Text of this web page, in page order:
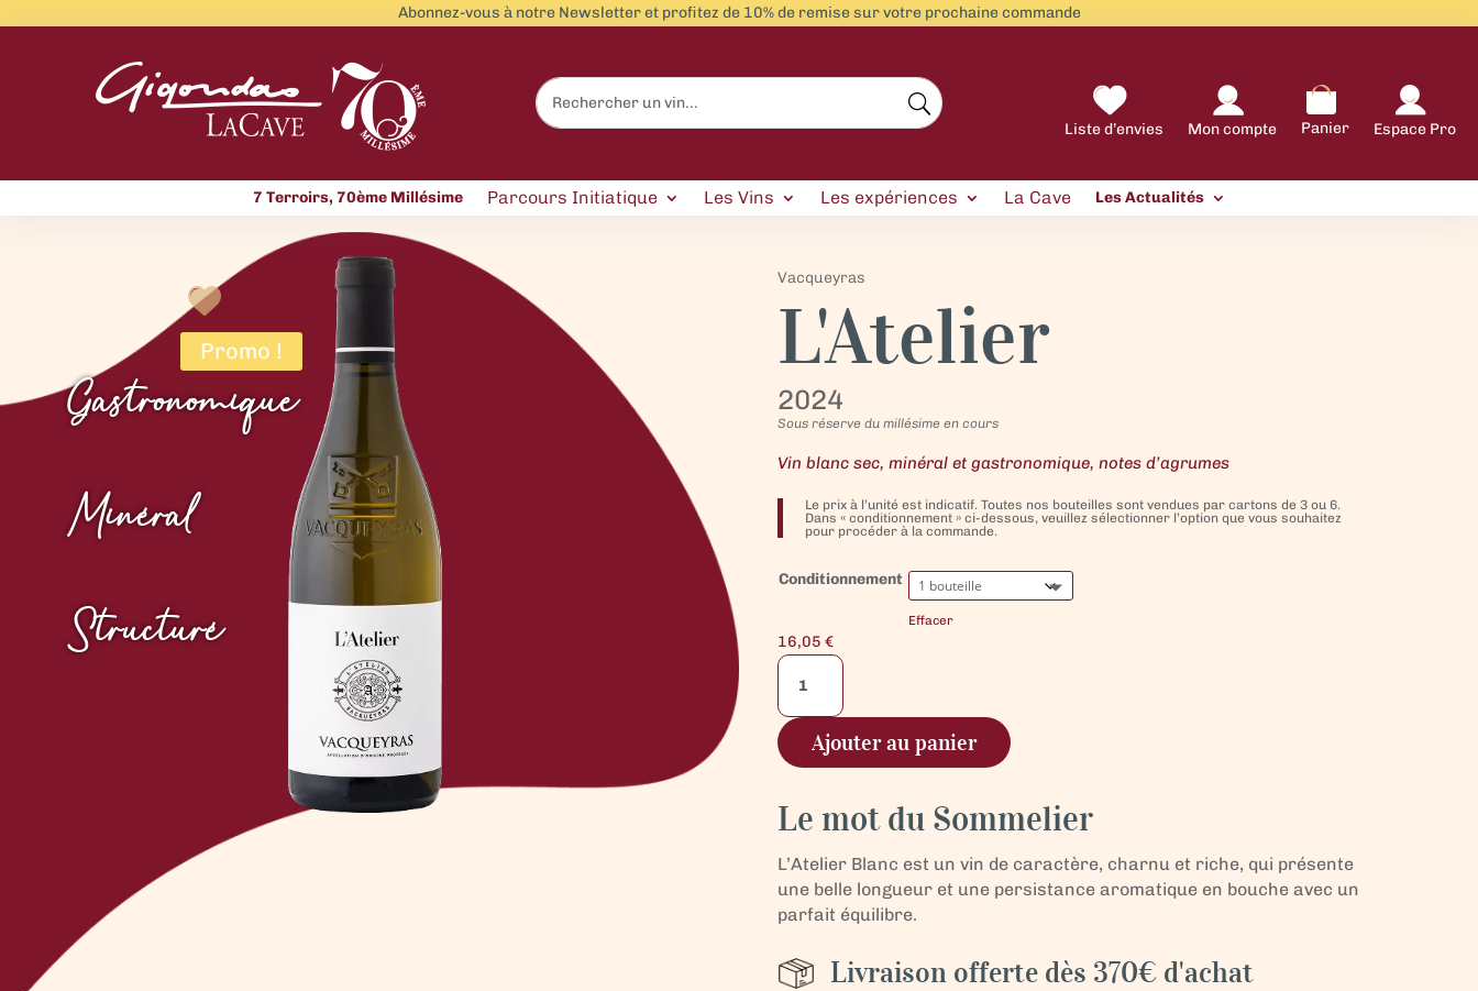
Abonnez-vous à notre Newsletter et profitez de 10% de remise sur votre prochaine commande
Liste d’envies Mon compte Panier Espace Pro
7 Terroirs, 70ème Millésime Parcours Initiatique Les Vins Les expériences La Cave Les Actualités
Gastronomique
Minéral
Structuré
Promo !
Vacqueyras
L'Atelier
2024
Sous réserve du millésime en cours
Vin blanc sec, minéral et gastronomique, notes d’agrumes
Le prix à l’unité est indicatif. Toutes nos bouteilles sont vendues par cartons de 3 ou 6.
Dans « conditionnement » ci-dessous, veuillez sélectionner l’option que vous souhaitez
pour procéder à la commande.
Conditionnement
Effacer
16,05€
quantité
Vin
Blanc
-
Vacqueyras
L'Atelier
Ajouter au panier
Le mot du Sommelier
L’Atelier Blanc est un vin de caractère, charnu et riche, qui présente
une belle longueur et une persistance aromatique en bouche avec un
parfait équilibre.
Livraison offerte dès 370€ d'achat